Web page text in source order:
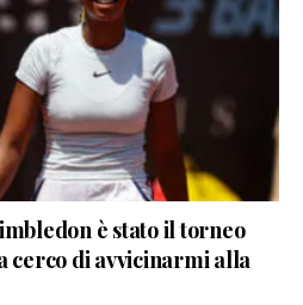
è stato il torneo
cerco di avvicinarmi alla